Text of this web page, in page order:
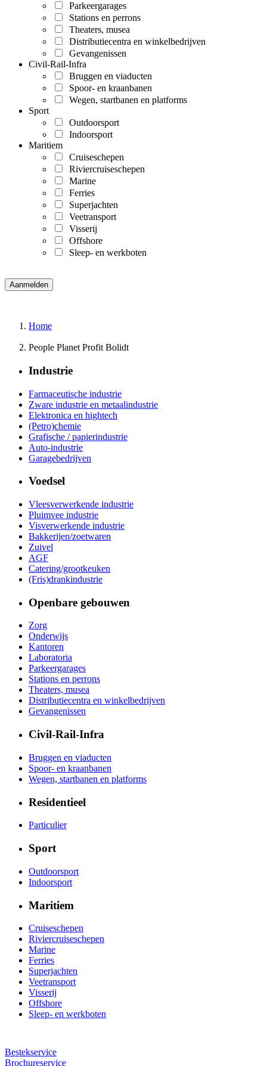
Parkeergarages
Stations en perrons
Theaters, musea
Distributiecentra en winkelbedrijven
Gevangenissen
Civil-Rail-Infra
Bruggen en viaducten
Spoor- en kraanbanen
Wegen, startbanen en platforms
Sport
Outdoorsport
Indoorsport
Maritiem
Cruiseschepen
Riviercruiseschepen
Marine
Ferries
Superjachten
Veetransport
Visserij
Offshore
Sleep- en werkboten
Home
People Planet Profit Bolidt
Industrie
Farmaceutische industrie
Zware industrie en metaalindustrie
Elektronica en hightech
(Petro)chemie
Grafische / papierindustrie
Auto-industrie
Garagebedrijven
Voedsel
Vleesverwerkende industrie
Pluimvee industrie
Visverwerkende industrie
Bakkerijen/zoetwaren
Zuivel
AGF
Catering/grootkeuken
(Fris)drankindustrie
Openbare gebouwen
Zorg
Onderwijs
Kantoren
Laboratoria
Parkeergarages
Stations en perrons
Theaters, musea
Distributiecentra en winkelbedrijven
Gevangenissen
Civil-Rail-Infra
Bruggen en viaducten
Spoor- en kraanbanen
Wegen, startbanen en platforms
Residentieel
Particulier
Sport
Outdoorsport
Indoorsport
Maritiem
Cruiseschepen
Riviercruiseschepen
Marine
Ferries
Superjachten
Veetransport
Visserij
Offshore
Sleep- en werkboten
Bestekservice
Brochureservice